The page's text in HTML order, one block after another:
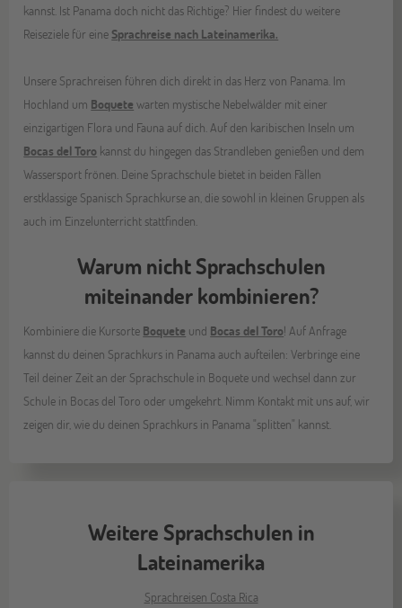
kannst. Ist Panama doch nicht das Richtige? Hier findest du weitere
Reiseziele für eine Sprachreise nach Lateinamerika.
Unsere Sprachreisen führen dich direkt in das Herz von Panama. Im
Hochland um Boquete warten mystische Nebelwälder mit einer
einzigartigen Flora und Fauna auf dich. Auf den karibischen Inseln um
Bocas del Toro kannst du hingegen das Strandleben genießen und dem
Wassersport frönen. Deine Sprachschule bietet in beiden Fällen
erstklassige Spanisch Sprachkurse an, die sowohl in kleinen Gruppen als
auch im Einzelunterricht stattfinden.
Warum nicht Sprachschulen
miteinander kombinieren?
Kombiniere die Kursorte Boquete und Bocas del Toro! Auf Anfrage
kannst du deinen Sprachkurs in Panama auch aufteilen: Verbringe eine
Teil deiner Zeit an der Sprachschule in Boquete und wechsel dann zur
Schule in Bocas del Toro oder umgekehrt. Nimm Kontakt mit uns auf, wir
zeigen dir, wie du deinen Sprachkurs in Panama "splitten" kannst.
Weitere Sprachschulen in
Lateinamerika
Sprachreisen Costa Rica